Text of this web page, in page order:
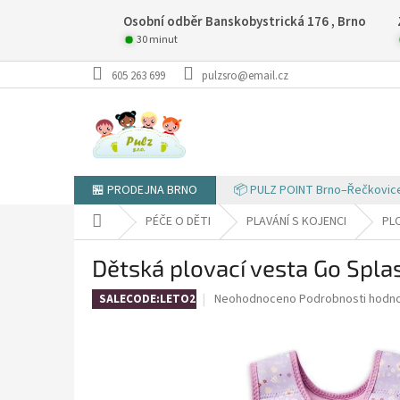
Osobní odběr Banskobystrická 176 , Brno
30 minut
605 263 699 pulzsro@email.cz
🏪 PRODEJNA BRNO 📦 PULZ POINT
Domů PÉČE O DĚTI PLAVÁNÍ S KOJENCI
Dětská plovací vesta Go
SALECODE:LETO26:4:%Průměrné
Neohodnoceno Podrobnosti